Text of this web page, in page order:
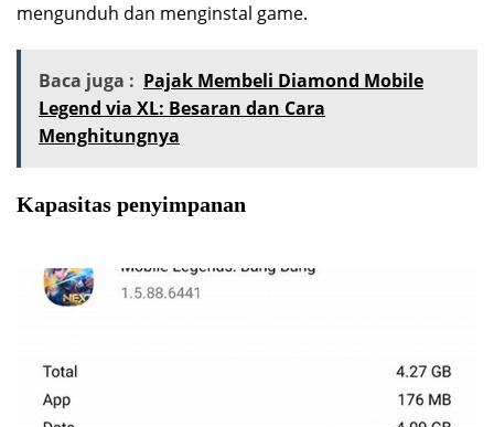
mengunduh dan menginstal game.
Baca juga : Pajak Membeli Diamond Mobile
Legend via XL: Besaran dan Cara
Menghitungnya
Kapasitas penyimpanan